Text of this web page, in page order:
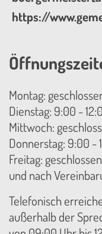
https://
Montag:
Dienstag: 9:00 -
Mittwoch:
Donnerstag: 9:00 -
Freitag: geschlossen
und nach
Telefonisch
außerhalb der